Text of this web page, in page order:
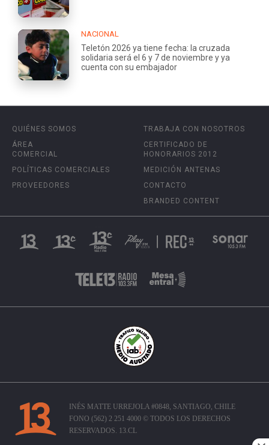
NACIONAL
Teletón 2026 ya tiene fecha: la cruzada
solidaria será el 6 y 7 de noviembre y ya
cuenta con su embajador
QUIÉNES SOMOS
ÁREA
COMERCIAL
POLÍTICAS COMERCIALES
PROVEEDORES
TRABAJA CON NOSOTROS
CERTIFICADO DE
HONORARIOS 2012
MEDICIÓN ANTENAS
CONTACTO
BRANDED CONTENT
INÉS MATTE URREJOLA #0848, SANTIAGO, CHILE
FONO (562) 2 251 4000 © TODOS LOS DERECHOS
RESERVADOS. 13.CL